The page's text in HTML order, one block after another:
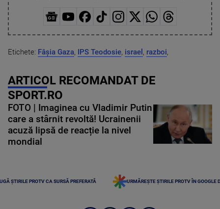
Etichete: Fâșia Gaza, IPS Teodosie, israel , razboi,
ARTICOL RECOMANDAT DE
SPORT.RO
FOTO | Imaginea cu Vladimir Putin
care a stârnit revoltă! Ucrainenii
acuză lipsă de reacție la nivel
mondial
ȘTIRILE PROTV CA SURSĂ PREFERATĂ URMĂREȘTE ȘTIRILE PROTV ÎN GOOGLE